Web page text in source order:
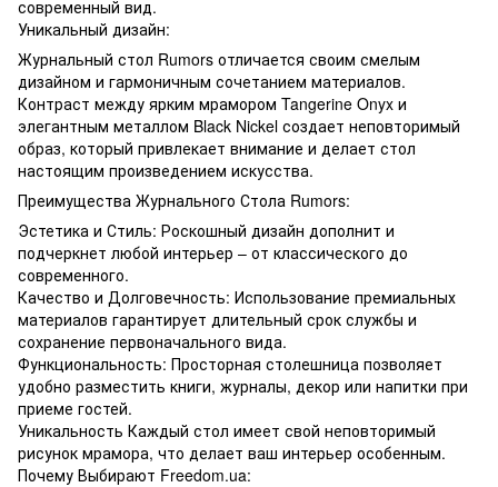
современный вид.
Уникальный дизайн:
Журнальный стол Rumors отличается своим смелым
дизайном и гармоничным сочетанием материалов.
Контраст между ярким мрамором Tangerine Onyx и
элегантным металлом Black Nickel создает неповторимый
образ, который привлекает внимание и делает стол
настоящим произведением искусства.
Преимущества Журнального Стола Rumors:
Эстетика и Стиль: Роскошный дизайн дополнит и
подчеркнет любой интерьер – от классического до
современного.
Качество и Долговечность: Использование премиальных
материалов гарантирует длительный срок службы и
сохранение первоначального вида.
Функциональность: Просторная столешница позволяет
удобно разместить книги, журналы, декор или напитки при
приеме гостей.
Уникальность Каждый стол имеет свой неповторимый
рисунок мрамора, что делает ваш интерьер особенным.
Почему Выбирают Freedom.ua: